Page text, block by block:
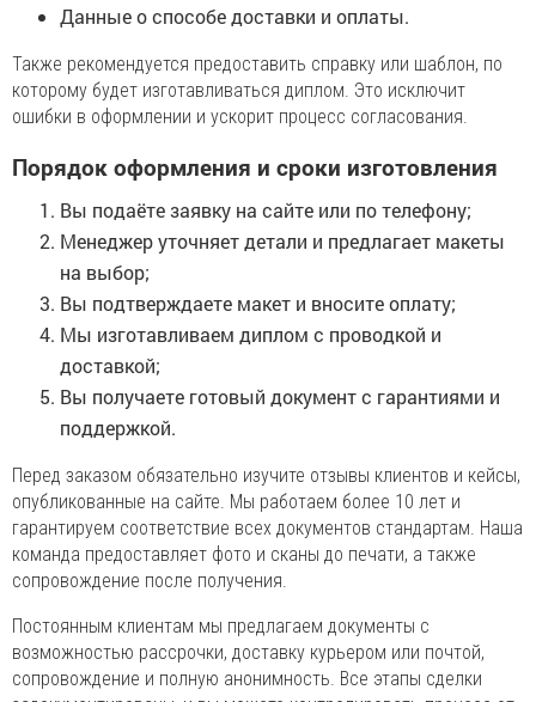
Данные о способе доставки и оплаты.
Также рекомендуется предоставить справку или шаблон, по
которому будет изготавливаться диплом. Это исключит
ошибки в оформлении и ускорит процесс согласования.
Порядок оформления и сроки изготовления
Вы подаёте заявку на сайте или по телефону;
Менеджер уточняет детали и предлагает макеты
на выбор;
Вы подтверждаете макет и вносите оплату;
Мы изготавливаем диплом с проводкой и
доставкой;
Вы получаете готовый документ с гарантиями и
поддержкой.
Перед заказом обязательно изучите отзывы клиентов и кейсы,
опубликованные на сайте. Мы работаем более 10 лет и
гарантируем соответствие всех документов стандартам. Наша
команда предоставляет фото и сканы до печати, а также
сопровождение после получения.
Постоянным клиентам мы предлагаем документы с
возможностью рассрочки, доставку курьером или почтой,
сопровождение и полную анонимность. Все этапы сделки